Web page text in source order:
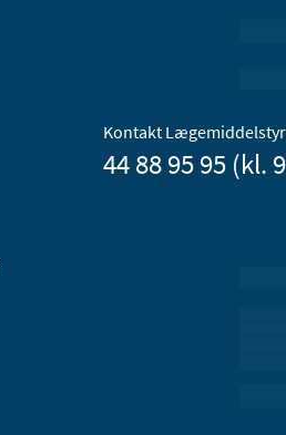
Kontakt
44 88 95 95 (kl.